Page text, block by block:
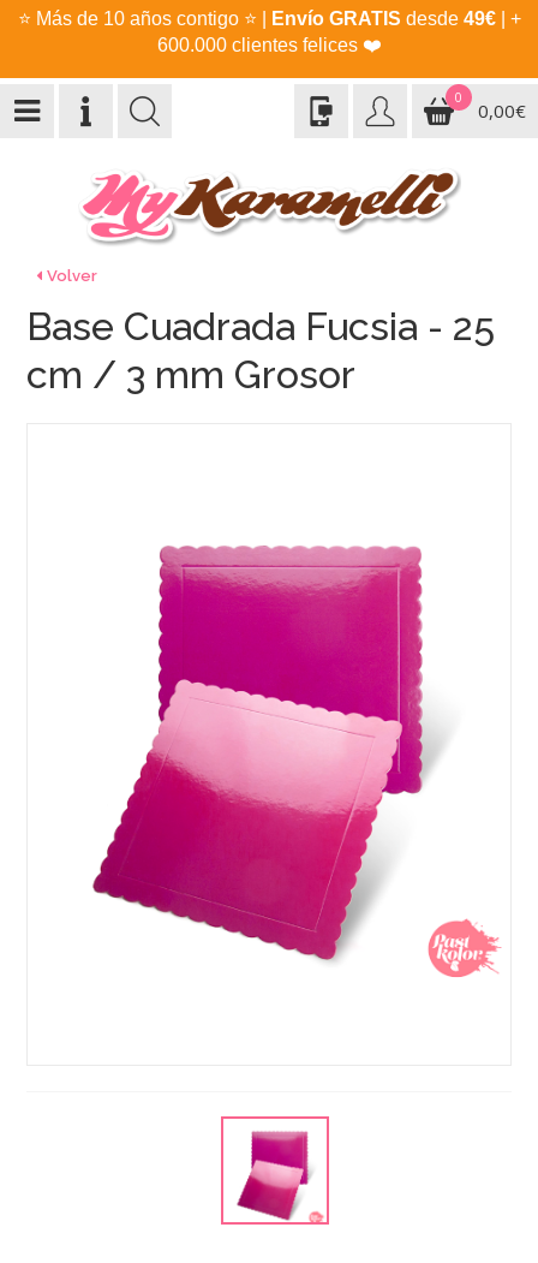
⭐ Más de 10 años contigo ⭐ Envío GRATIS desde 49€| +
600.000 clientes felices ❤️
0
0,00€
Volver
Base Cuadrada Fucsia - 25
cm / 3 mm Grosor